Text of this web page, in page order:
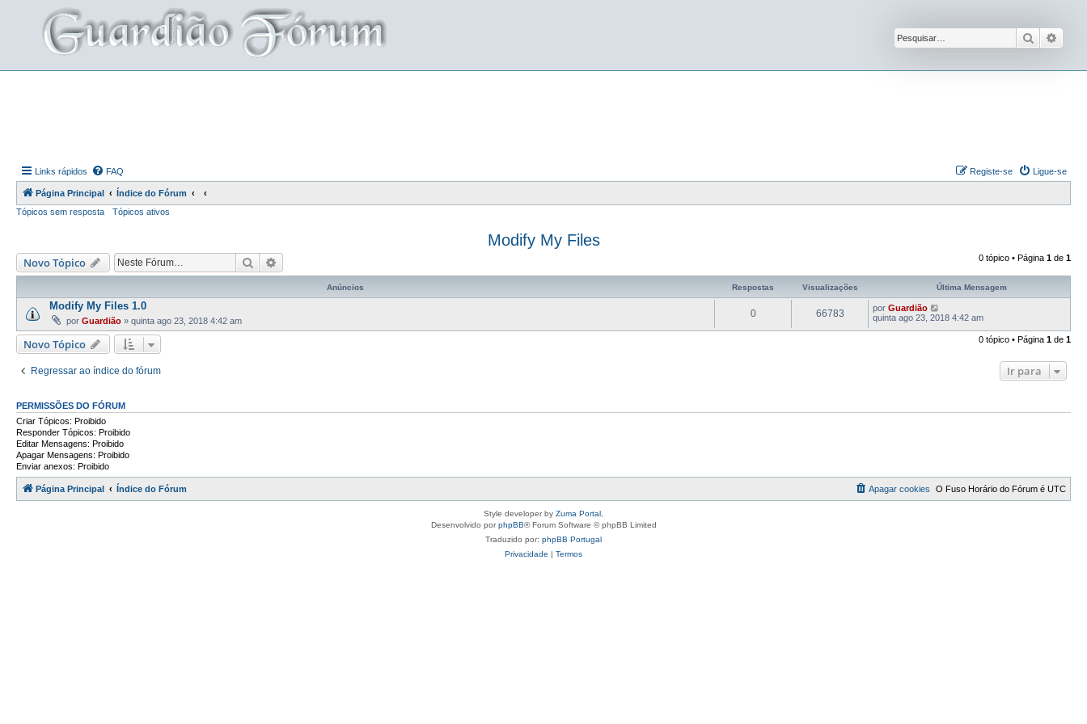
Pesquisar
Links rápidos FAQ Ligue-se
Registe-se
Página Principal
Índice do Fórum
Tópicos sem resposta
Tópicos ativos
Modify My Files
Novo Tópico Pesquisar 0 tópico • Página 1 de 1
Anúncios Respostas Visualizações Última Mensagem
Modify My Files 1.0
por Guardião » quinta ago 23, 2018 4:42 am
0 66783 por Guardião
quinta ago 23, 2018 4:42 am
Novo Tópico 0 tópico • Página 1 de 1
Regressar ao índice do fórum Ir para
PERMISSÕES DO FÓRUM
Criar Tópicos: Proibido
Responder Tópicos: Proibido
Editar Mensagens: Proibido
Apagar Mensagens: Proibido
Enviar anexos: Proibido
Página Principal Índice do Fórum O Fuso Horário do Fórum é UTC
Apagar cookies
Style developer by Zuma Portal
Desenvolvido porphpBB® Forum Software © phpBB Limited
Traduzido por: phpBB Portugal
Privacidade | Termos